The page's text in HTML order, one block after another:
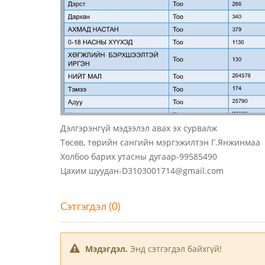
Дэлгэрэнгүй мэдээлэл авах эх сурвалж
Төсөв, төрийн сангийн мэргэжилтэн Г.Янжинмаа
Холбоо барих утасны дугаар-99585490
Цахим шуудан-D3103001714@gmail.com
Сэтгэгдэл (0)
Мэдэгдэл. Энд сэтгэгдэл байхгүй!